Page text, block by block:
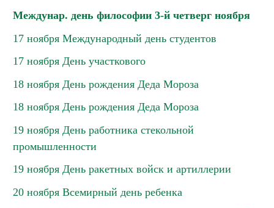
Междунар. день философии 3-й четверг ноября
17 ноября Международный день студентов
17 ноября День участкового
18 ноября День рождения Деда Мороза
18 ноября День рождения Деда Мороза
19 ноября День работника стекольной
промышленности
19 ноября День ракетных войск и артиллерии
20 ноября Всемирный день ребенка